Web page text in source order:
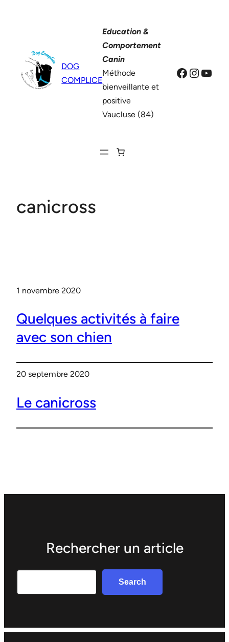
DOG
COMPLICE
Education &
Comportement
Canin
Méthode
bienveillante et
positive
Vaucluse (84)
Facebook
canicross
1 novembre 2020
Quelques activités à faire
avec son chien
20 septembre 2020
Le canicross
Rechercher un article
Search